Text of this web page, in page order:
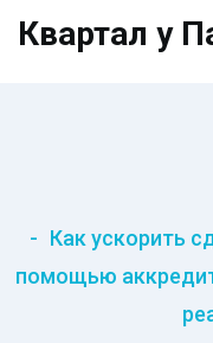
Квартал у
Как ускорить
помощью